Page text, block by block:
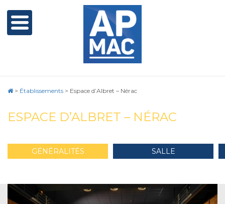
> Établissements > Espace d’Albret – Nérac
ESPACE D’ALBRET – NÉRAC
GÉNÉRALITÉS SALLE